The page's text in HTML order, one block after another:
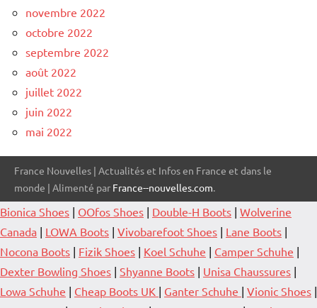
novembre 2022
octobre 2022
septembre 2022
août 2022
juillet 2022
juin 2022
mai 2022
France Nouvelles | Actualités et Infos en France et dans le
monde | Alimenté par France--nouvelles.com.
Bionica Shoes | OOfos Shoes | Double-H Boots | Wolverine
Canada | LOWA Boots | Vivobarefoot Shoes | Lane Boots |
Nocona Boots | Fizik Shoes | Koel Schuhe | Camper Schuhe |
Dexter Bowling Shoes | Shyanne Boots | Unisa Chaussures |
Lowa Schuhe | Cheap Boots UK | Ganter Schuhe | Vionic Shoes |